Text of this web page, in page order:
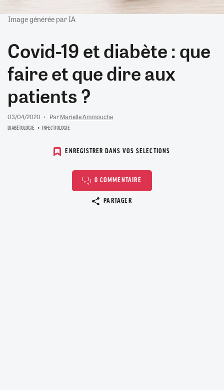
Image générée par IA
Covid-19 et diabète : que
faire et que dire aux
patients ?
03/04/2020 ParMarielle Ammouche
DIABÉTOLOGIE INFECTIOLOGIE
ENREGISTRER DANS VOS SELECTIONS
0 COMMENTAIRE
PARTAGER